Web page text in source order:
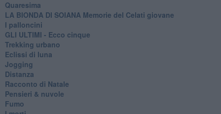
Quaresima
LA BIONDA DI SOIANA Memorie del Celati giovane
I palloncini
GLI ULTIMI - Ecco cinque
Trekking urbano
Eclissi di luna
Jogging
Distanza
Racconto di Natale
Pensieri & nuvole
Fumo